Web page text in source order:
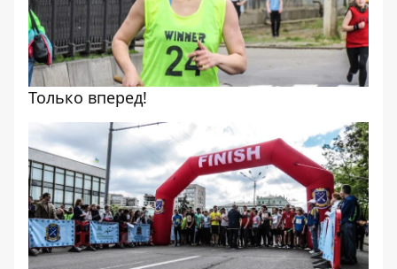
Только вперед!